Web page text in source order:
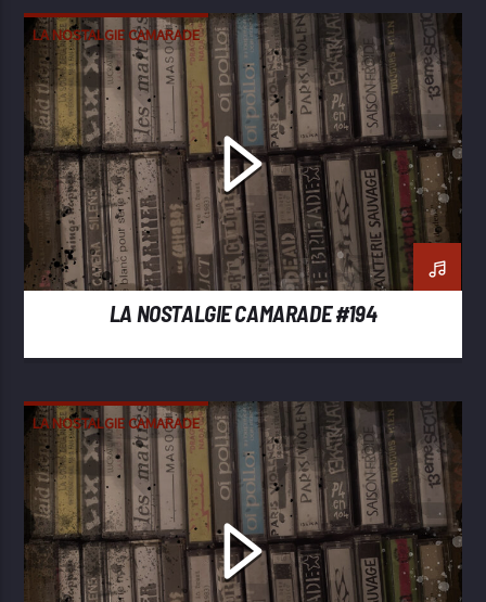
LA NOSTALGIE CAMARADE
LA NOSTALGIE CAMARADE #194
LA NOSTALGIE CAMARADE